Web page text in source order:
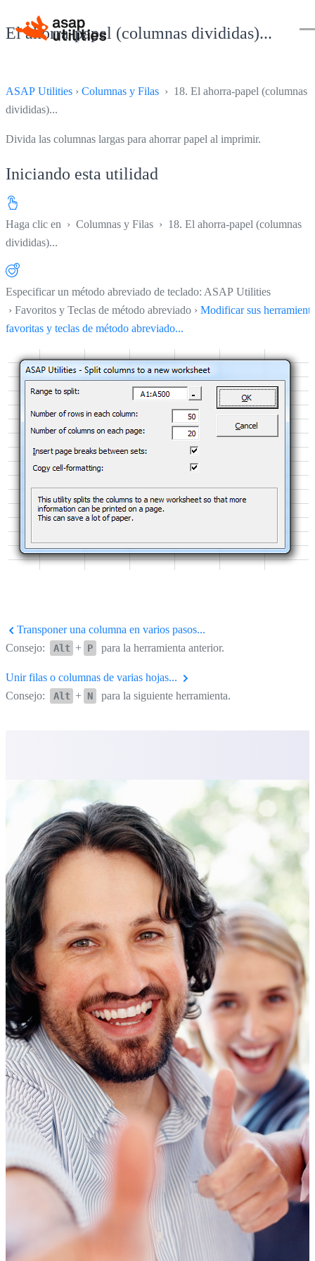
El ahorra-papel (columnas divididas)...
ASAP Utilities › Columnas y Filas › 18. El ahorra-papel (columnas
divididas)...
Divida las columnas largas para ahorrar papel al imprimir.
Iniciando esta utilidad
Haga clic en › Columnas y Filas › 18. El ahorra-papel (columnas
divididas)...
Especificar un método abreviado de teclado: ASAP Utilities
› Favoritos y Teclas de método abreviado › Modificar sus
favoritas y teclas de método abreviado...
Transponer una columna en varios pasos...
Consejo:
Alt + P para la herramienta anterior.
Unir filas o columnas de varias hojas...
Consejo:
Alt + N para la siguiente herramienta.